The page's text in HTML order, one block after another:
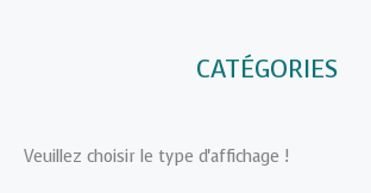
CATÉGORIES
Veuillez choisir le type d'affichage !